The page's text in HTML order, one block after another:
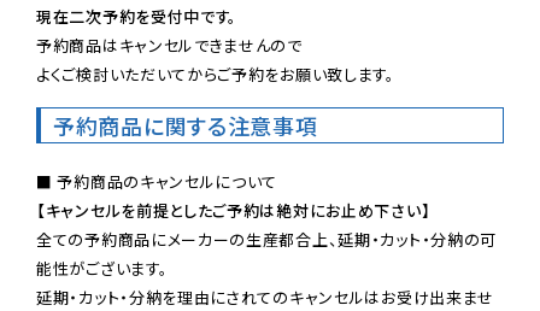
現在二次予約を受付中です。
予約商品はキャンセルできませんので
よくご検討いただいてからご予約をお願い致します。
予約商品に関する注意事項
【キャンセルを前提としたご予約は絶対にお止め下さい】
全ての予約商品にメーカーの生産都合上、延期・カット・分納の可
能性がございます。
延期・カット・分納を理由にされてのキャンセルはお受け出来ませ